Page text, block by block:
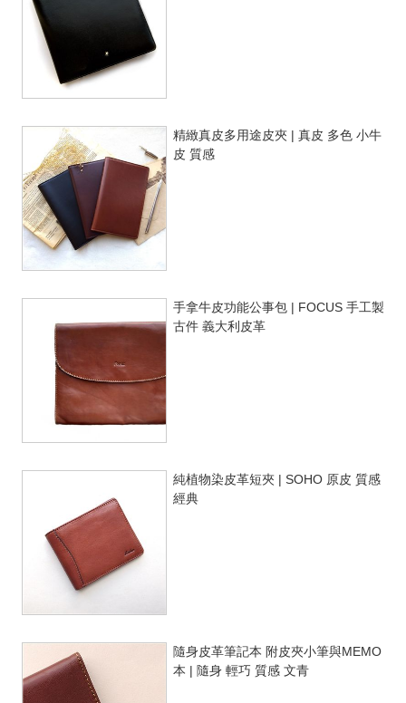
精緻真皮多用途皮夾 | 真皮 多色 小牛
皮 質感
手拿牛皮功能公事包 | FOCUS 手工製
古件 義大利皮革
純植物染皮革短夾 | SOHO 原皮 質感
經典
隨身皮革筆記本 附皮夾小筆與MEMO
本 | 隨身 輕巧 質感 文青